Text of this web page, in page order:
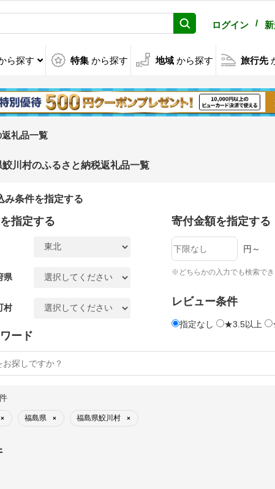
ログイン /
ら探す 特集 から探す 地域 から探す 旅行先
礼品一覧
鮫川村のふるさと納税返礼品一覧
み条件を指定する
指定する
県
村
寄付金額を指定する
円～
※どちらかの入力でも検索でき
レビュー条件
指定なし ★3.5以上
ード
× 福島県 × 福島県鮫川村 ×